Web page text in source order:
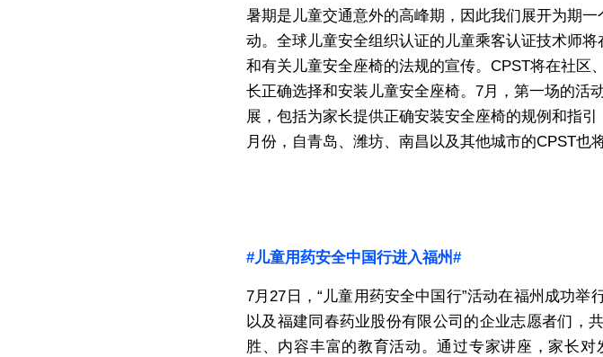
暑期是儿童交通意外的高峰期，因此我们展开为期
动。全球儿童安全组织认证的儿童乘客认证技术师
和有关儿童安全座椅的法规的宣传。CPST将在社区
长正确选择和安装儿童安全座椅。 7月，第一场的活
展，包括为家长提供正确安装安全座椅的规例和指
月份，自青岛、潍坊、南昌以及其他城市的CPST也
#儿童用药安全中国行进入福州#
7月27 日，“儿童用药安全中国行”活动在福州成功
以及福建同春药业股份有限公司的企业志愿者们，
胜、内容丰富的教育活动。通过专家讲座，家长